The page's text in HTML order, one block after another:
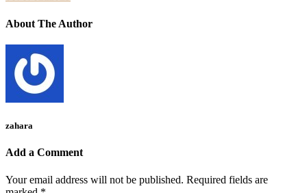
About The Author
zahara
Add a Comment
Your email address will not be published. Required fields are